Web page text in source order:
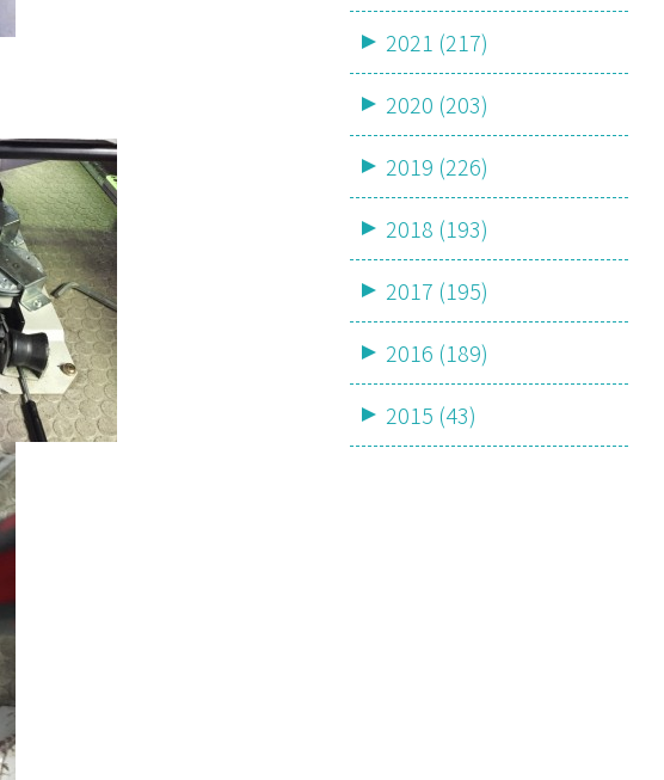
2021 (217)
2020 (203)
2019 (226)
2018 (193)
2017 (195)
2016 (189)
2015 (43)